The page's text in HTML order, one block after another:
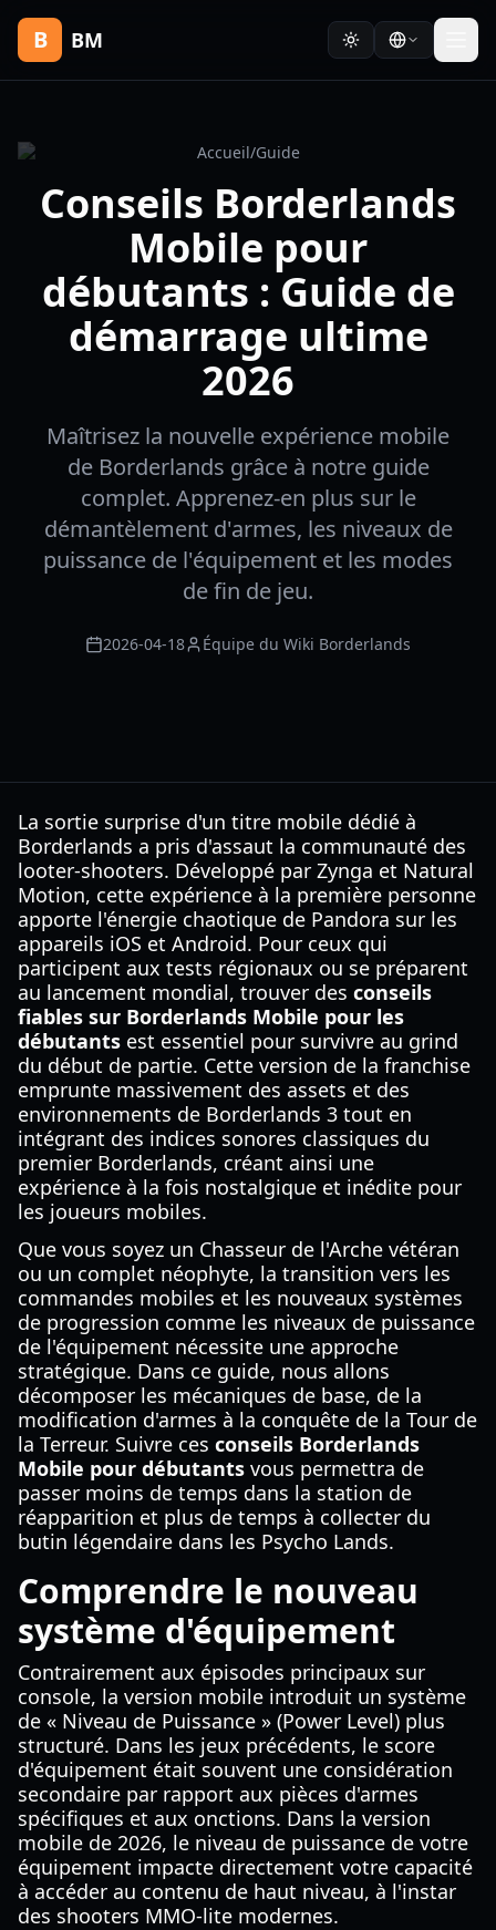
B BM
Accueil/Guide
Conseils Borderlands
Mobile pour
débutants : Guide de
démarrage ultime
2026
Maîtrisez la nouvelle expérience mobile
de Borderlands grâce à notre guide
complet. Apprenez-en plus sur le
démantèlement d'armes, les niveaux de
puissance de l'équipement et les modes
de fin de jeu.
2026-04-18 Équipe du Wiki Borderlands
La sortie surprise d'un titre mobile dédié à
Borderlands a pris d'assaut la communauté des
looter-shooters. Développé par Zynga et Natural
Motion, cette expérience à la première personne
apporte l'énergie chaotique de Pandora sur les
appareils iOS et Android. Pour ceux qui
participent aux tests régionaux ou se préparent
au lancement mondial, trouver des conseils
fiables sur Borderlands Mobile pour les
débutants est essentiel pour survivre au grind
du début de partie. Cette version de la franchise
emprunte massivement des assets et des
environnements de Borderlands 3 tout en
intégrant des indices sonores classiques du
premier Borderlands, créant ainsi une
expérience à la fois nostalgique et inédite pour
les joueurs mobiles.
Que vous soyez un Chasseur de l'Arche vétéran
ou un complet néophyte, la transition vers les
commandes mobiles et les nouveaux systèmes
de progression comme les niveaux de puissance
de l'équipement nécessite une approche
stratégique. Dans ce guide, nous allons
décomposer les mécaniques de base, de la
modification d'armes à la conquête de la Tour de
la Terreur. Suivre ces conseils Borderlands
Mobile pour débutants vous permettra de
passer moins de temps dans la station de
réapparition et plus de temps à collecter du
butin légendaire dans les Psycho Lands.
Comprendre le nouveau
système d'équipement
Contrairement aux épisodes principaux sur
console, la version mobile introduit un système
de « Niveau de Puissance » (Power Level) plus
structuré. Dans les jeux précédents, le score
d'équipement était souvent une considération
secondaire par rapport aux pièces d'armes
spécifiques et aux onctions. Dans la version
mobile de 2026, le niveau de puissance de votre
équipement impacte directement votre capacité
à accéder au contenu de haut niveau, à l'instar
des shooters MMO-lite modernes.